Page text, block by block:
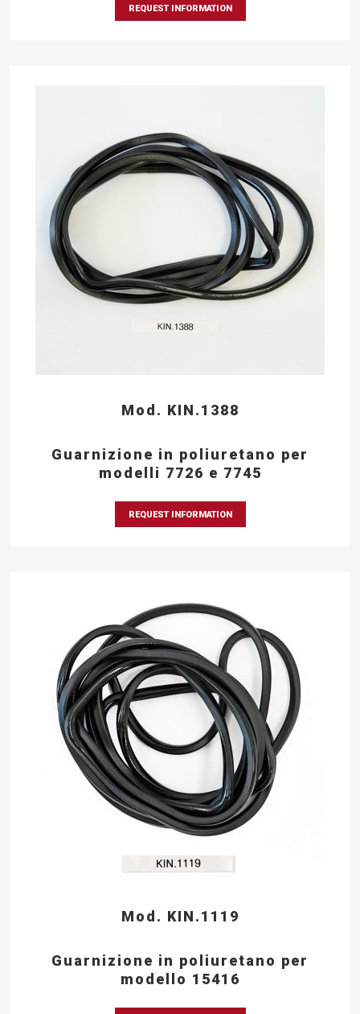
REQUEST INFORMATION
Mod. KIN.1388
Guarnizione in poliuretano per
modelli 7726 e 7745
REQUEST INFORMATION
Mod. KIN.1119
Guarnizione in poliuretano per
modello 15416